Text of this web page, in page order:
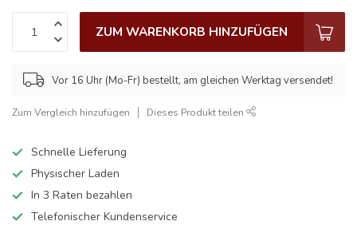
ZUM WARENKORB HINZUFÜGEN
Vor 16 Uhr (Mo-Fr) bestellt, am gleichen Werktag versendet!
Zum Vergleich hinzufügen Dieses Produkt teilen
Schnelle Lieferung
Physischer Laden
In 3 Raten bezahlen
Telefonischer Kundenservice